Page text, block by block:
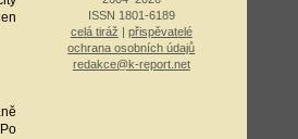
ISSN 1801-6189
celá tiráž | přispěvatelé
ochrana osobních údajů
redakce@k-report.net